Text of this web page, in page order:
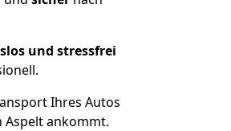
und stressfrei
Ihres Autos
Aspelt ankommt.